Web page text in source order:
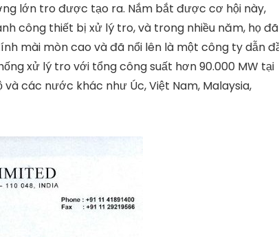
lớn tro được tạo ra. Nắm bắt được cơ hội này,
công thiết bị xử lý tro, và trong nhiều năm, họ đã
mài mòn cao và đã nổi lên là một công ty dẫn
xử lý tro với tổng công suất hơn 90.000 MW tại
các nước khác như Úc, Việt Nam, Malaysia,